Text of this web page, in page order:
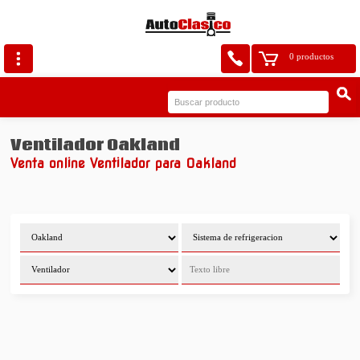
0 productos
Ventilador Oakland
Venta online Ventilador para Oakland